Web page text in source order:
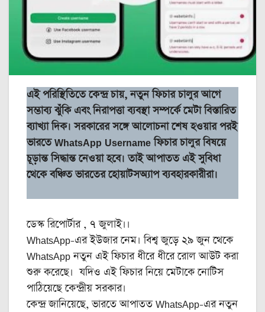
এই পরিস্থিতিতে কেন্দ্র চায়, নতুন ফিচার চালুর আগে
সম্ভাব্য ঝুঁকি এবং নিরাপত্তা ব্যবস্থা সম্পর্কে মেটা বিস্তারিত
ব্যাখ্যা দিক। সরকারের সঙ্গে আলোচনা শেষ হওয়ার পরই
ভারতে WhatsApp Username ফিচার চালুর বিষয়ে
চূড়ান্ত সিদ্ধান্ত নেওয়া হবে। তাই আপাতত এই সুবিধা
থেকে বঞ্চিত ভারতের হোয়াটসঅ্যাপ ব্যবহারকারীরা।
ডেস্ক রিপোর্টার , ৭ জুলাই।।
WhatsApp-এর ইউজার নেম। বিশ্ব জুড়ে ২৯ জুন থেকে
WhatsApp নতুন এই ফিচার ধীরে ধীরে রোল আউট করা
শুরু করেছে। যদিও এই ফিচার নিয়ে মেটাকে নোটিস
পাঠিয়েছে কেন্দ্রীয় সরকার।
কেন্দ্র জানিয়েছে, ভারতে আপাতত WhatsApp-এর নতুন